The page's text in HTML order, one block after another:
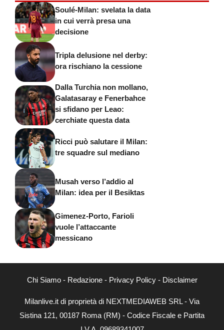
Soulé-Milan: svelata la data
in cui verrà presa una
decisione
Tripla delusione nel derby:
ora rischiano la cessione
Dalla Turchia non mollano,
Galatasaray e Fenerbahce
si sfidano per Leao:
cerchiate questa data
Ricci può salutare il Milan:
tre squadre sul mediano
Musah verso l’addio al
Milan: idea per il Besiktas
Gimenez-Porto, Farioli
vuole l’attaccante
messicano
Chi Siamo- Redazione- Privacy Policy- Disclaimer
Milanlive.it di proprietà di NEXTMEDIAWEB SRL - Via
Sistina 121, 00187 Roma (RM) - Codice Fiscale e Partita